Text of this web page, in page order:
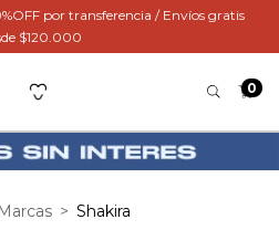
por transferencia / Envíos gratis
$120.000
0
Marcas > Shakira